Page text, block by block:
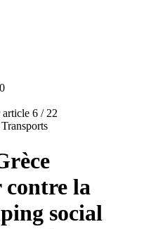
article 6 / 22
Transports
la
social